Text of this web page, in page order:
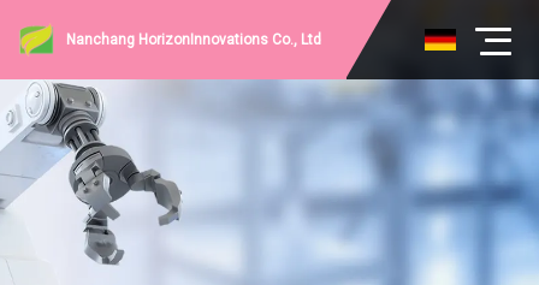
Nanchang HorizonInnovations Co., Ltd